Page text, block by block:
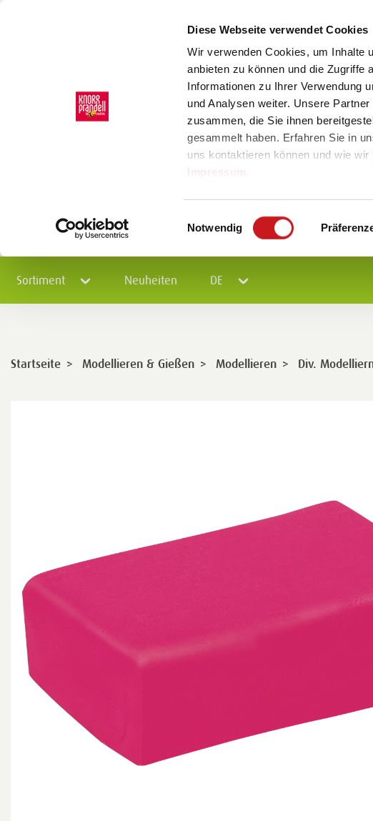
Diese Webseite verwendet Cookies
Wir verwenden Cookies, um Inhalte
anbieten zu können und die Zugriffe
Informationen zu Ihrer Verwendung
und Analysen weiter. Unsere
zusammen, die Sie ihnen
gesammelt haben. Erfahren Sie in
uns kontaktieren können und wie
Impressum
Einwilligungsauswahl
Notwendig
Sortiment Neuheiten DE
Startseite > Modellieren & Gießen > Modellieren > Div.